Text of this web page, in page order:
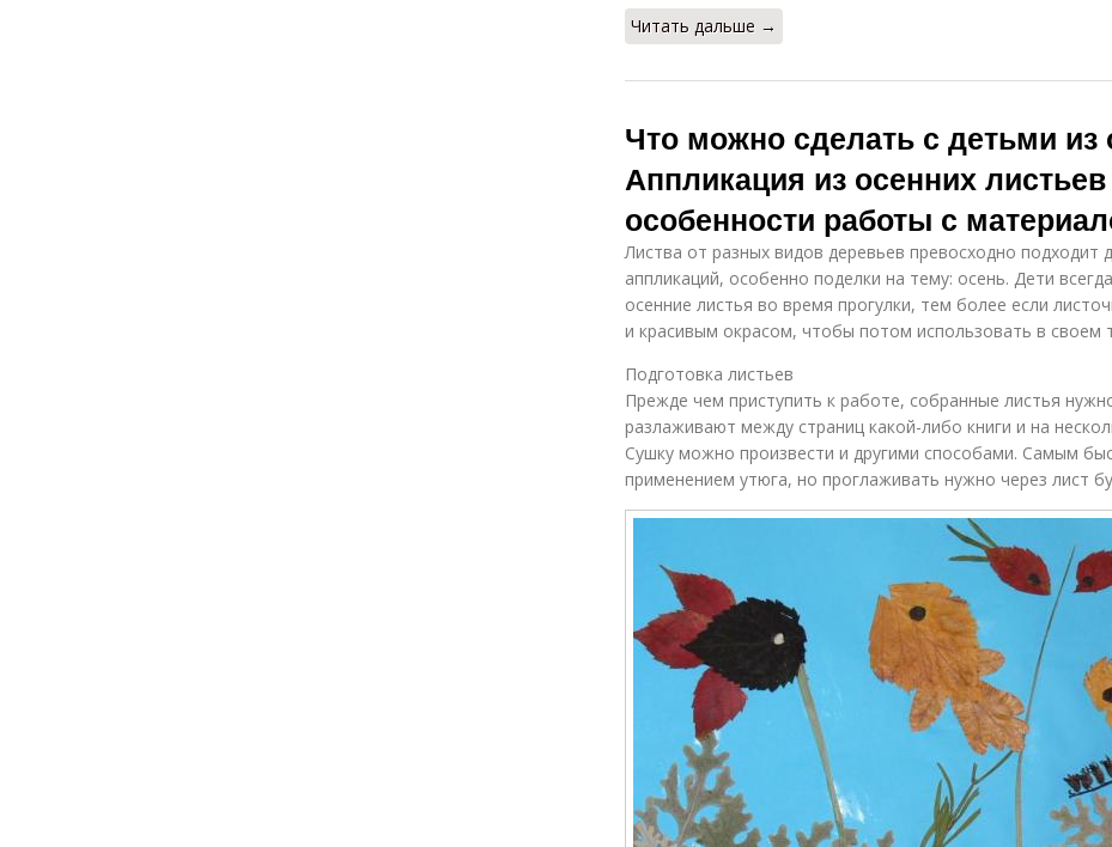
Читать дальше →
Что можно сделать с детьми из
Аппликация из осенних
особенности работы с
Листва от разных видов деревьев превосходно подходит
аппликаций, особенно поделки на тему: осень. Дети
осенние листья во время прогулки, тем более если
и красивым окрасом, чтобы потом использовать в своем
Подготовка листьев
Прежде чем приступить к работе, собранные листья
разлаживают между страниц какой-либо книги и на
Сушку можно произвести и другими способами. Самым
применением утюга, но проглаживать нужно через лист